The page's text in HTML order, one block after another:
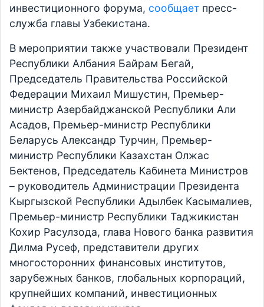
инвестиционного форума, сообщает пресс-
служба главы Узбекистана.
В мероприятии также участвовали Президент
Республики Албания Байрам Бегай,
Председатель Правительства Российской
Федерации Михаил Мишустин, Премьер-
министр Азербайджанской Республики Али
Асадов, Премьер-министр Республики
Беларусь Александр Турчин, Премьер-
министр Республики Казахстан Олжас
Бектенов, Председатель Кабинета Министров
– руководитель Администрации Президента
Кыргызской Республики Адылбек Касымалиев,
Премьер-министр Республики Таджикистан
Кохир Расулзода, глава Нового банка развития
Дилма Русеф, представители других
многосторонних финансовых институтов,
зарубежных банков, глобальных корпораций,
крупнейших компаний, инвестиционных